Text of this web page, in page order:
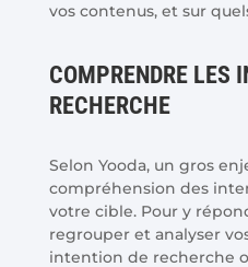
vos contenus, et sur
COMPRENDRE LES
RECHERCHE
Selon Yooda, un gros
compréhension des
votre cible. Pour y
regrouper et analyser
intention de recherche